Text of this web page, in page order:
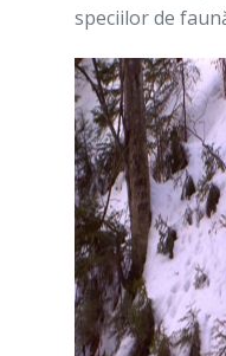
speciilor de